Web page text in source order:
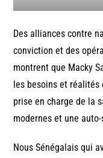
Des alliances contre
conviction et des
montrent que Macky
les besoins et réalités
prise en charge de la
modernes et une
Nous Sénégalais qui